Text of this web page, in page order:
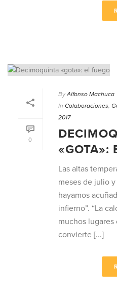
0
By Alfonso Machuca
In Colaboraciones,
2017
«GOTA»:
Las altas
meses de julio
hayamos
infierno”. “La
muchos
convierte [...]